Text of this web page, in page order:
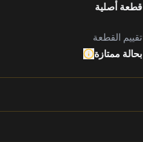
قطعة أصلية
تقييم القطعة
بحالة ممتازة